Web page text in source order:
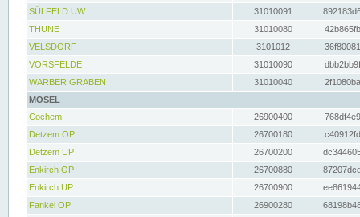
SÜLFELD UW
31010091
THUNE
31010080
VELSDORF
3101012
VORSFELDE
31010090
WARBER GRABEN
31010040
MOSEL
Cochem
26900400
Detzem OP
26700180
Detzem UP
26700200
Enkirch OP
26700880
Enkirch UP
26700900
Fankel OP
26900280